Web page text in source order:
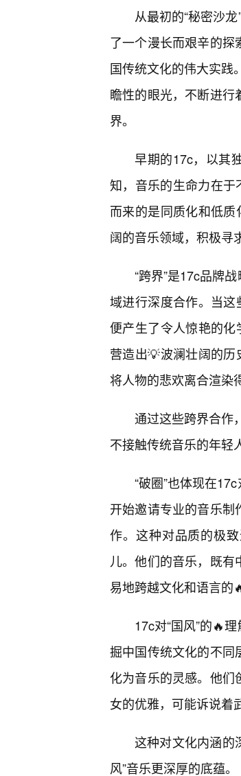
从最初的“秘密沙
了一个漫长而艰辛的
国传统文化的伟大实践
瞻性的眼光，不断进
界。
早期的17c，以其
知，音乐的生命力在于
而来的是同质化和低
阔的音乐领域，积极寻
“跨界”是17c品牌
域进行深度合作。当这
便产生了令人惊艳的化
营造出💡波澜壮阔的历
将人物的悲欢离合渲染
通过这些跨界合作
不接触传统音乐的年轻
“破圈”也体现在
开始邀请专业的音乐
作。这种对品质的极
儿。他们的音乐，既
易地跨越文化和语言的
17c对“国风”的🔥
掘中国传统文化的不同
化为音乐的灵感。他
女的优雅，可能诉说着
这种对文化内涵的
风”音乐更深厚的底蕴。